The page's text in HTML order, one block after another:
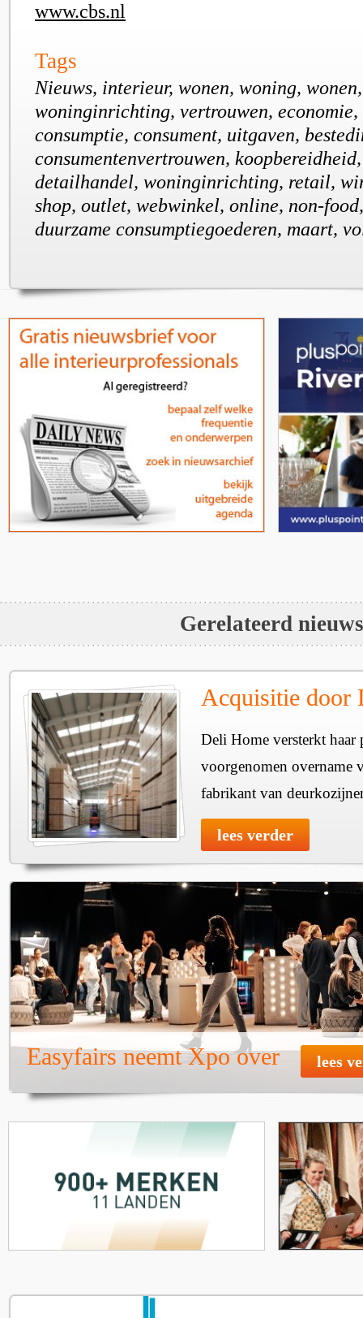
www.cbs.nl
Tags
Nieuws, interieur, wonen, woning, wonen,
woninginrichting, vertrouwen,
consumptie, consument, uitgaven,
consumentenvertrouwen,
detailhandel, woninginrichting, retail,
shop, outlet, webwinkel, online, non-
duurzame consumptiegoederen, maart,
Gerelateerd nieuws
Acquisitie door
Deli Home versterkt haar
voorgenomen overname
fabrikant van
lees verder
Easyfairs neemt Xpo over lees